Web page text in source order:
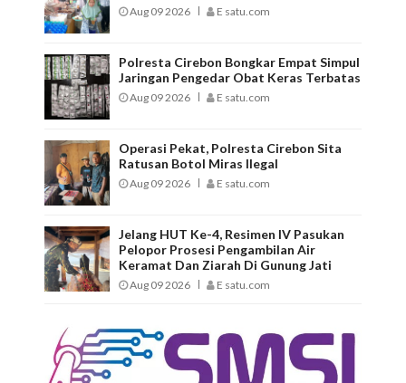
Aug 09 2026 E satu.com
Polresta Cirebon Bongkar Empat Simpul
Jaringan Pengedar Obat Keras Terbatas
Aug 09 2026 E satu.com
Operasi Pekat, Polresta Cirebon Sita
Ratusan Botol Miras Ilegal
Aug 09 2026 E satu.com
Jelang HUT Ke-4, Resimen IV Pasukan
Pelopor Prosesi Pengambilan Air
Keramat Dan Ziarah Di Gunung Jati
Aug 09 2026 E satu.com